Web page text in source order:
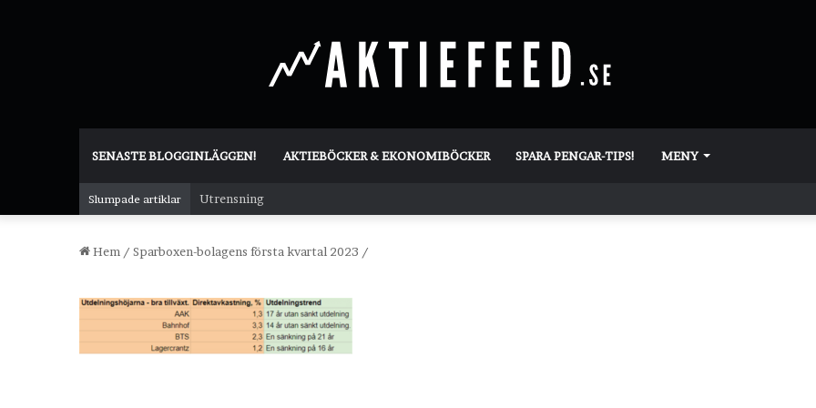
SENASTE BLOGGINLÄGGEN! AKTIEBÖCKER & EKONOMIBÖCKER SPARA PENGAR-TIPS! MENY
Slumpade artiklar Utrensning
Hem / Sparboxen-bolagens första kvartal 2023 /